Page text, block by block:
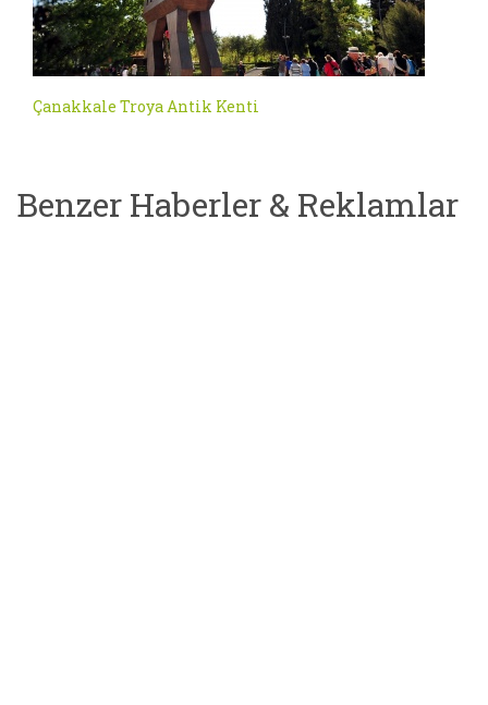
Çanakkale Troya Antik Kenti
Benzer Haberler & Reklamlar